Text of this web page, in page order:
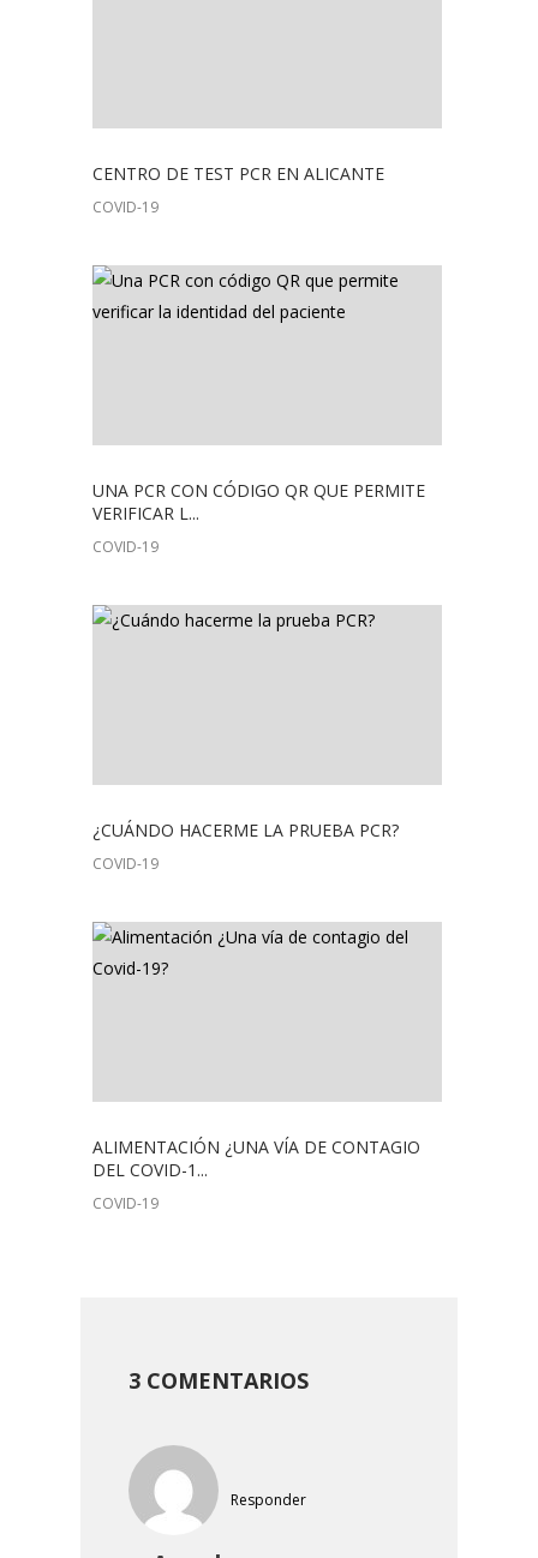
CENTRO DE TEST PCR EN ALICANTE
COVID-19
UNA PCR CON CÓDIGO QR QUE PERMITE
VERIFICAR L...
COVID-19
¿CUÁNDO HACERME LA PRUEBA PCR?
COVID-19
ALIMENTACIÓN ¿UNA VÍA DE CONTAGIO
DEL COVID-1...
COVID-19
3 COMENTARIOS
Responder